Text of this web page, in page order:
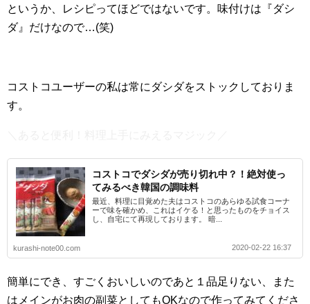
というか、レシピってほどではないです。味付けは『ダシ
ダ』だけなので…(笑)
コストコユーザーの私は常にダシダをストックしておりま
す。
コストコでダシダが売り切れ中？！絶対使っ
てみるべき韓国の調味料
最近、料理に目覚めた夫はコストコのあらゆる試食コーナ
ーで味を確かめ、これはイケる！と思ったものをチョイス
し、自宅にて再現しております。 暗...
kurashi-note00.com 2020-02-22 16:37
簡単にでき、すごくおいしいのであと１品足りない、また
はメインがお肉の副菜としてもOKなので作ってみてくださ